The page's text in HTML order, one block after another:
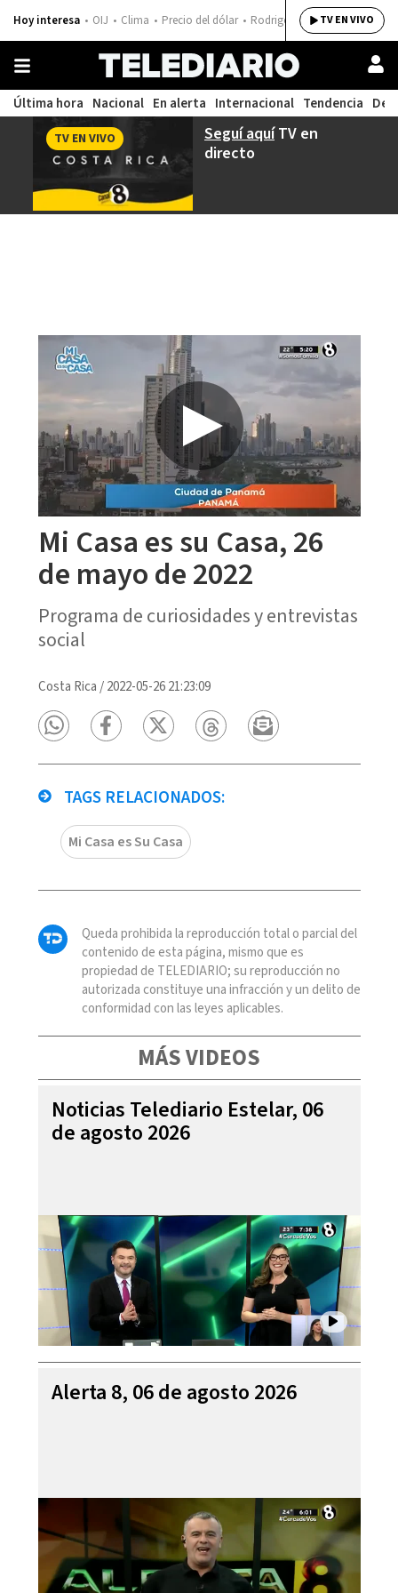
Hoy interesa OIJ Clima Precio del dólar Rodrigo ChavesTV EN VIVO
Última hora Nacional En alerta Internacional Tendencia
Seguí aquíTV en
directo
TV EN VIVO
Mi Casa es su Casa, 26
de mayo de 2022
Programa de curiosidades y entrevistas
social
Costa Rica /2022-05-26 21:23:09
TAGS RELACIONADOS:
Mi Casa es Su Casa
Queda prohibida la reproducción total o parcial del
contenido de esta página, mismo que es
propiedad de TELEDIARIO; su reproducción no
autorizada constituye una infracción y un delito de
conformidad con las leyes aplicables.
MÁS VIDEOS
Noticias Telediario Estelar, 06
de agosto 2026
Alerta 8, 06 de agosto 2026